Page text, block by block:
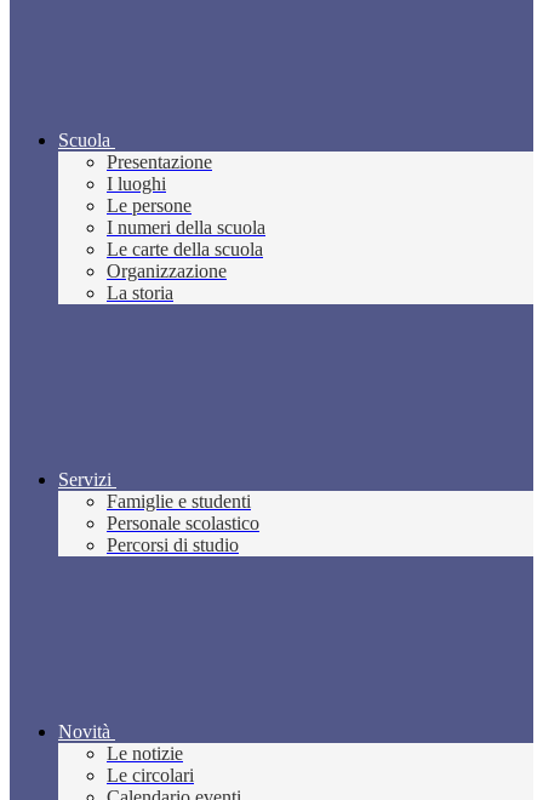
Scuola
Presentazione
I luoghi
Le persone
I numeri della scuola
Le carte della scuola
Organizzazione
La storia
Servizi
Famiglie e studenti
Personale scolastico
Percorsi di studio
Novità
Le notizie
Le circolari